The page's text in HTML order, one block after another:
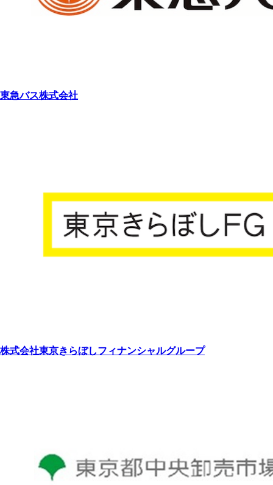
東急バス株式会社
株式会社東京きらぼしフィナンシャルグループ